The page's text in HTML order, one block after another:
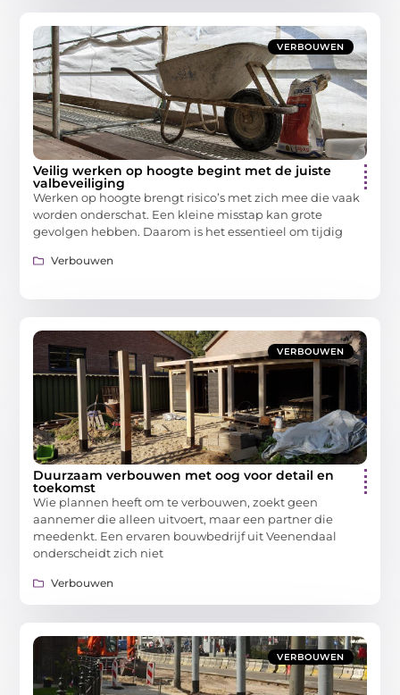
VERBOUWEN
Veilig werken op hoogte begint met de juiste
valbeveiliging
Werken op hoogte brengt risico’s met zich mee die vaak
worden onderschat. Een kleine misstap kan grote
gevolgen hebben. Daarom is het essentieel om tijdig
Verbouwen
VERBOUWEN
Duurzaam verbouwen met oog voor detail en
toekomst
Wie plannen heeft om te verbouwen, zoekt geen
aannemer die alleen uitvoert, maar een partner die
meedenkt. Een ervaren bouwbedrijf uit Veenendaal
onderscheidt zich niet
Verbouwen
VERBOUWEN